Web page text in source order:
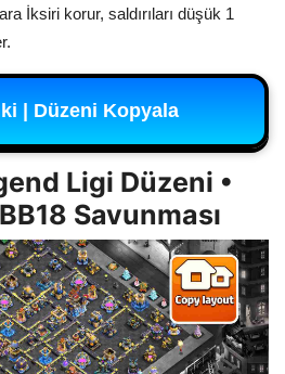
İksiri korur, saldırıları düşük 1
| Düzeni Kopyala
Ligi Düzeni •
Savunması